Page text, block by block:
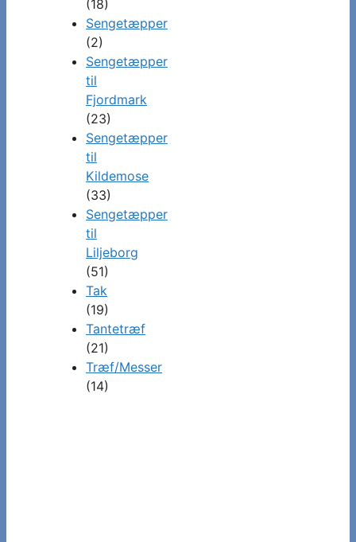
(18)
Sengetæpper
(2)
Sengetæpper
til
Fjordmark
(23)
Sengetæpper
til
Kildemose
(33)
Sengetæpper
til
Liljeborg
(51)
Tak
(19)
Tantetræf
(21)
Træf/Messer
(14)